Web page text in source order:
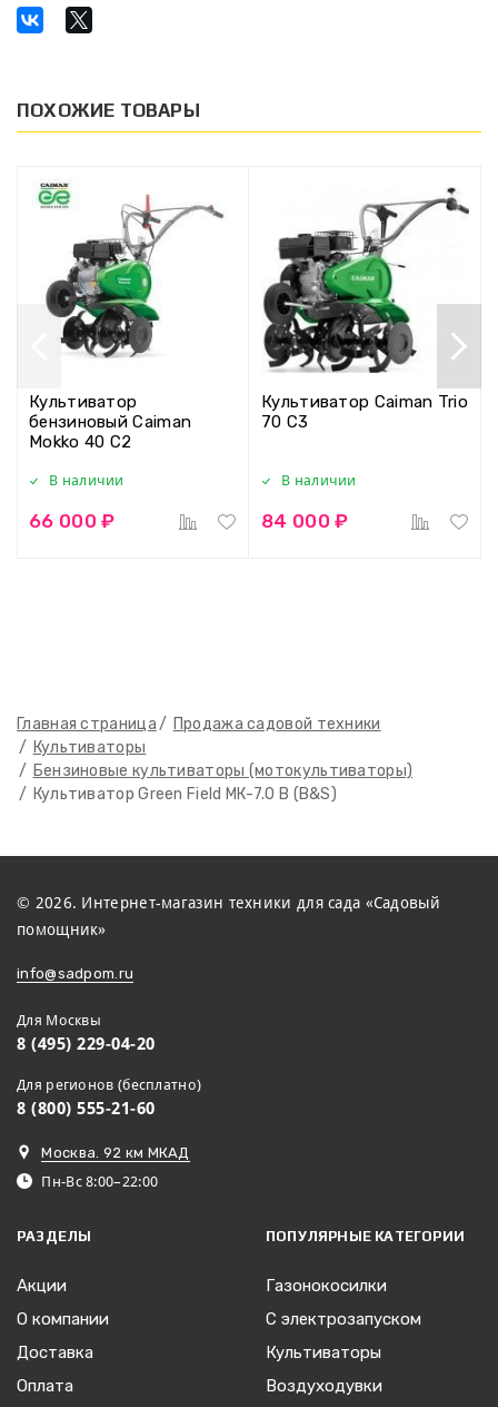
Главная страница
Продажа садовой техники
Культиваторы
Бензиновые культиваторы (мотокультиваторы)
Культиватор Green Field МК-7.0 B (B&S)
ПОХОЖИЕ ТОВАРЫ
Культиватор
бензиновый Caiman
Mokko 40 C2
В наличии
66 000 ₽
Культиватор Caiman Trio
70 C3
В наличии
84 000 ₽
© 2026. Интернет-магазин техники для сада «Садовый
помощник»
info@sadpom.ru
Для Москвы
8 (495) 229-04-20
Для регионов (бесплатно)
8 (800) 555-21-60
Москва. 92 км МКАД
Пн-Вс 8:00–22:00
РАЗДЕЛЫ
Акции
О компании
Доставка
Оплата
ПОПУЛЯРНЫЕ КАТЕГОРИИ
Газонокосилки
С электрозапуском
Культиваторы
Воздуходувки